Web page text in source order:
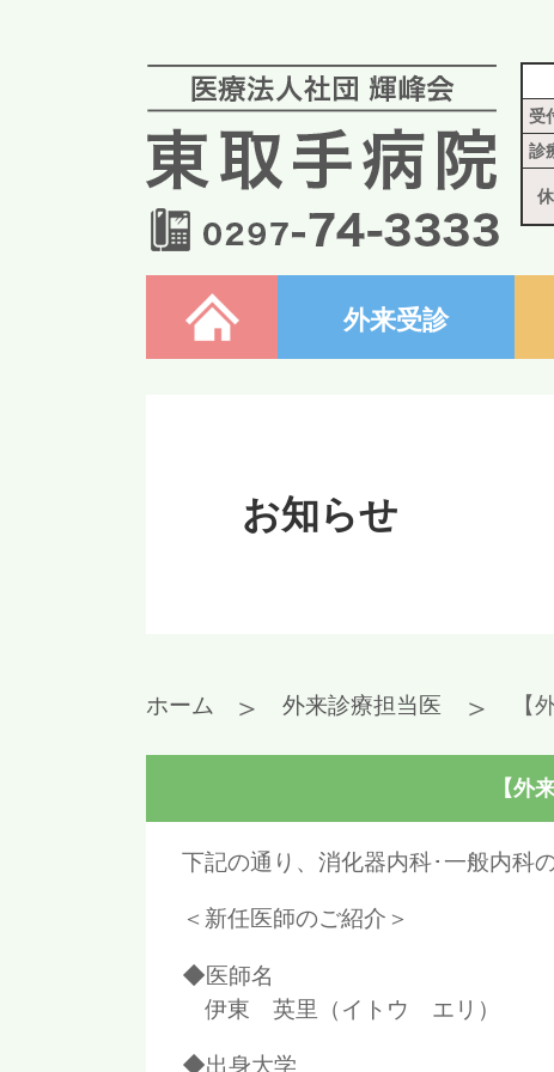
受
診
ホーム 外来受診
お知らせ
ホーム ＞ 外来診療担当医 ＞ 【
【外
下記の通り、消化器内科･一般内科
＜新任医師のご紹介＞
◆医師名
伊東 英里（イトウ エリ）
◆出身大学